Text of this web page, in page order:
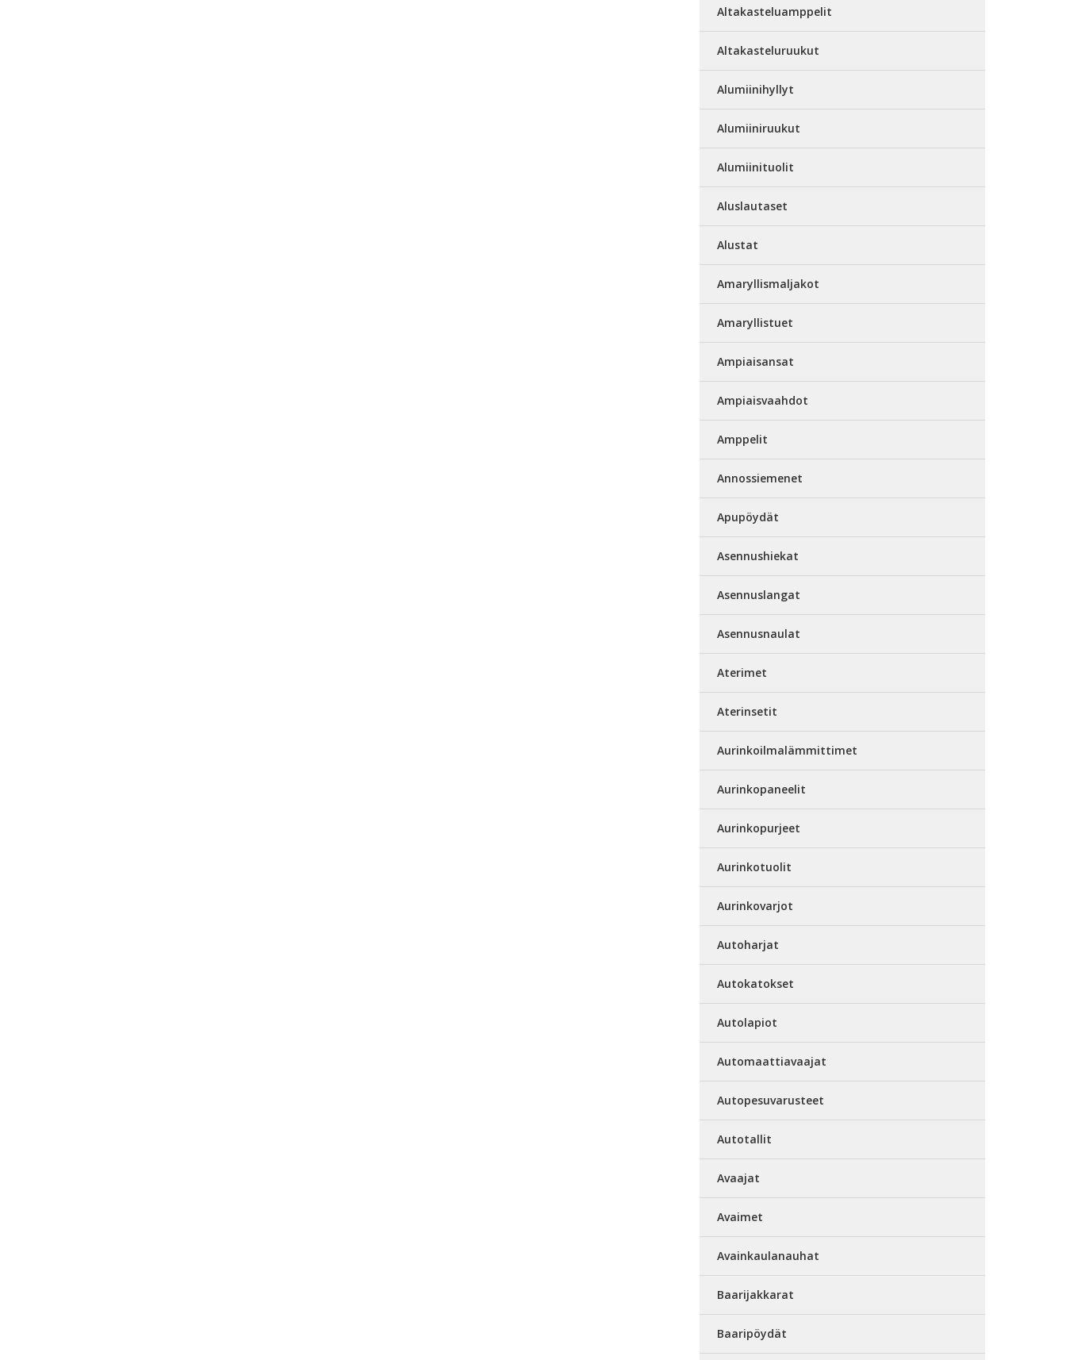
Altakasteluamppelit
Altakasteluruukut
Alumiinihyllyt
Alumiiniruukut
Alumiinituolit
Aluslautaset
Alustat
Amaryllismaljakot
Amaryllistuet
Ampiaisansat
Ampiaisvaahdot
Amppelit
Annossiemenet
Apupöydät
Asennushiekat
Asennuslangat
Asennusnaulat
Aterimet
Aterinsetit
Aurinkoilmalämmittimet
Aurinkopaneelit
Aurinkopurjeet
Aurinkotuolit
Aurinkovarjot
Autoharjat
Autokatokset
Autolapiot
Automaattiavaajat
Autopesuvarusteet
Autotallit
Avaajat
Avaimet
Avainkaulanauhat
Baarijakkarat
Baaripöydät